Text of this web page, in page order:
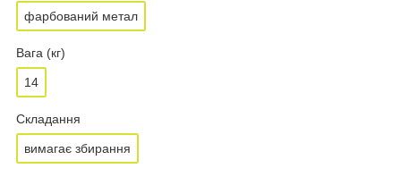
фарбований метал
Вага (кг)
14
Складання
вимагає збирання